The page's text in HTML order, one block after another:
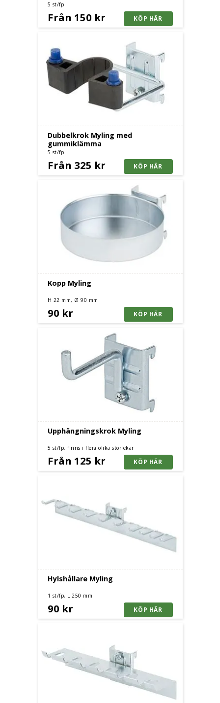
5 st/fp
Från 150 kr
Dubbelkrok Myling med
gummiklämma
5 st/fp
Från 325 kr
Kopp Myling
H 22 mm, Ø 90 mm
90 kr
Upphängningskrok Myling
5 st/fp, finns i flera olika storlekar
Från 125 kr
Hylshållare Myling
1 st/fp, L 250 mm
90 kr